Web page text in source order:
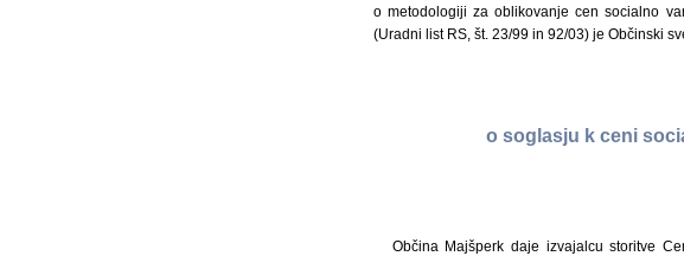
o metodologiji za oblikovanje cen socialno
(Uradni list RS, št. 23/99 in 92/03) je Občinski
o soglasju k ceni
Občina Majšperk daje izvajalcu storitve